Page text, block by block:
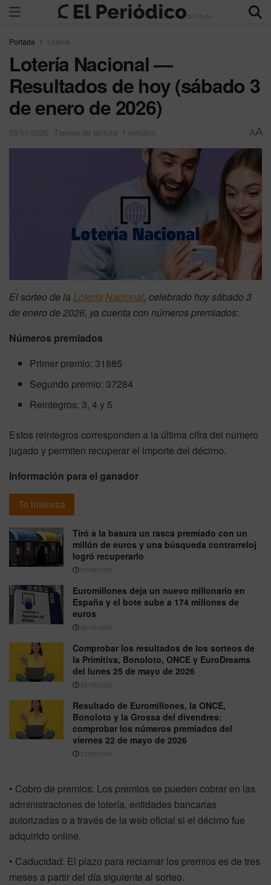
Portada Lotería
Lotería Nacional —
Resultados de hoy (sábado 3
de enero de 2026)
03/01/2026 Tiempo de lectura: 1 minutos AA
El sorteo de la Lotería Nacional, celebrado hoy sábado 3
de enero de 2026, ya cuenta con números premiados:
Números premiados
Primer premio: 31885
Segundo premio: 37284
Reintegros: 3, 4 y 5
Estos reintegros corresponden a la última cifra del número
jugado y permiten recuperar el importe del décimo.
Información para el ganador
Te interesa
Tiró a la basura un rasca premiado con un
millón de euros y una búsqueda contrarreloj
logró recuperarlo
05/08/2026
Euromillones deja un nuevo millonario en
España y el bote sube a 174 millones de
euros
06/06/2026
Comprobar los resultados de los sorteos de
la Primitiva, Bonoloto, ONCE y EuroDreams
del lunes 25 de mayo de 2026
26/05/2026
Resultado de Euromillones, la ONCE,
Bonoloto y la Grossa del divendres:
comprobar los números premiados del
viernes 22 de mayo de 2026
23/05/2026
• Cobro de premios: Los premios se pueden cobrar en las
administraciones de lotería, entidades bancarias
autorizadas o a través de la web oficial si el décimo fue
adquirido online.
• Caducidad: El plazo para reclamar los premios es de tres
meses a partir del día siguiente al sorteo.